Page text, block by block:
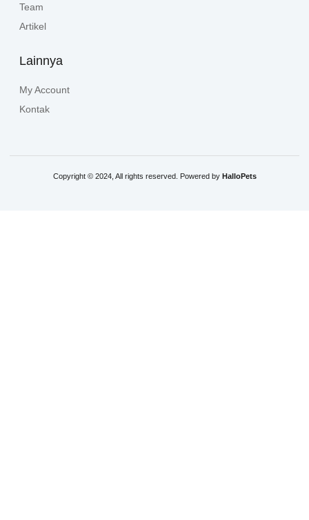
Team
Artikel
Lainnya
My Account
Kontak
Copyright © 2024, All rights reserved. Powered by HalloPets